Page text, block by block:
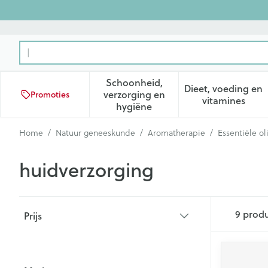
Product, merk, categorie...
Promoties
Schoonheid,
verzorging en
hygiëneToon submenu voor
Dieet, voeding en
vitamines
Toon
Home / Natuur geneeskunde / Aromatherapie / Essentiële
huidverzorging
Prijs
9